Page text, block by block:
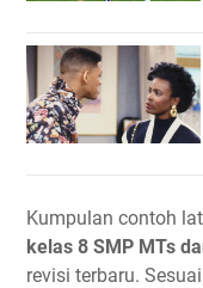
Kumpulan contoh
kelas 8 SMP MTs
revisi terbaru.